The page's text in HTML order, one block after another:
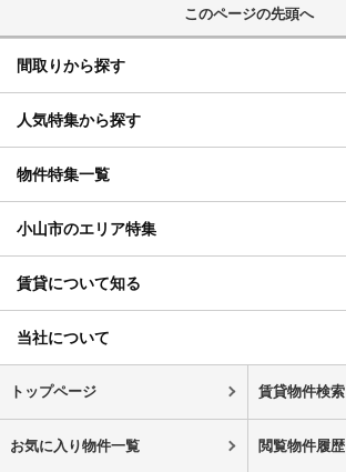
このページの先頭へ
間取りから探す
人気特集から探す
物件特集一覧
小山市のエリア特集
賃貸について知る
当社について
トップページ 賃貸物件検索
お気に入り物件一覧 閲覧物件履歴